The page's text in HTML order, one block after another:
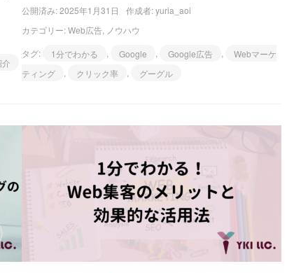
公開済み: 2025年1月31日 作成者:yuria_aoi
カテゴリー:Web広告, ノウハウ
タグ:
1分でわかる Google Google広告
Webマーケ
ティング
クリック率 グーグル